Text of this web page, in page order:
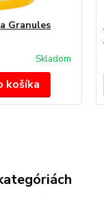
Granules
Skladom
košíka